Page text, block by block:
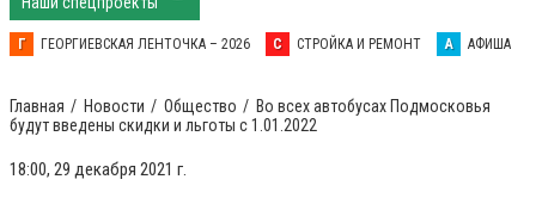
Г ГЕОРГИЕВСКАЯ ЛЕНТОЧКА – 2026 С СТРОЙКА И РЕМОНТ А АФИША
Главная Новости Общество
Во всех автобусах Подмосковья
будут введены скидки и льготы с 1.01.2022
18:00, 29 декабря 2021 г.